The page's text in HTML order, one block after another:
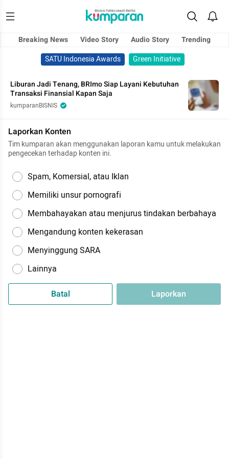
Breaking News Video Story Audio Story
Trending
SATU Indonesia Awards
Green Initiative
Liburan Jadi Tenang, BRImo Siap Layani Kebutuhan
Transaksi Finansial Kapan Saja
kumparanBISNIS
Laporkan Konten
Tim kumparan akan menggunakan laporan kamu untuk melakukan
pengecekan terhadap konten ini.
Spam, Komersial, atau Iklan
Memiliki unsur pornografi
Membahayakan atau menjurus tindakan berbahaya
Mengandung konten kekerasan
Menyinggung SARA
Lainnya
Batal Laporkan